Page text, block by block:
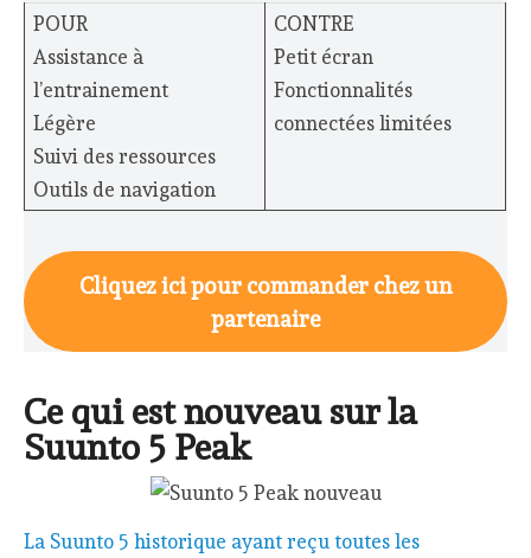
POUR
Assistance à
l’entrainement
Légère
Suivi des ressources
Outils de navigation
CONTRE
Petit écran
Fonctionnalités
connectées limitées
Cliquez ici pour commander chez un
partenaire
Ce qui est nouveau sur la
Suunto 5 Peak
La Suunto 5 historique ayant reçu toutes les